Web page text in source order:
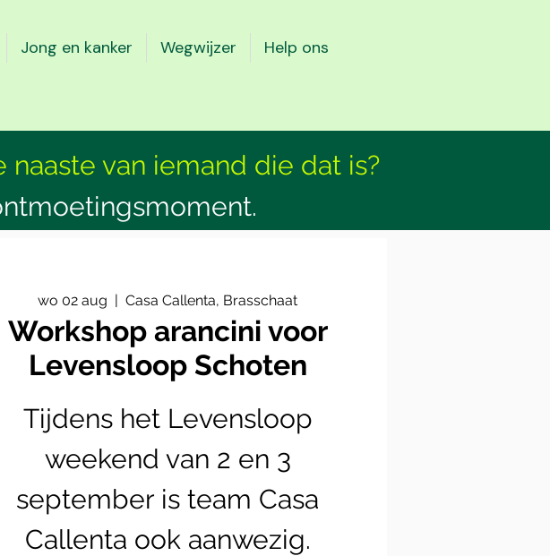
Jong en kanker Wegwijzer Help ons
van iemand die dat is?
wo 02 aug
  |
Casa Callenta, Brasschaat
Workshop arancini voor
Levensloop Schoten
Tijdens het Levensloop
weekend van 2 en 3
september is team Casa
Callenta ook aanwezig.